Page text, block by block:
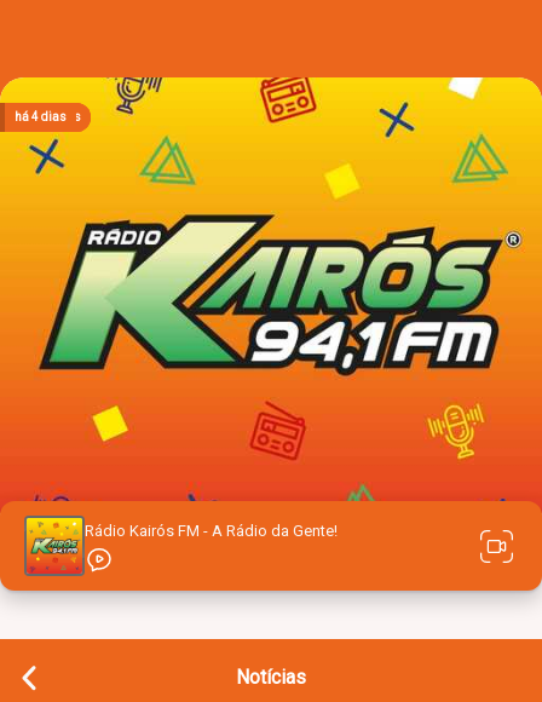
Rádio Kairós FM - A Rádio da Gente!
Notícias
há 23 horas
há 23 horas
há 23 horas
há 4 dias
há 4 dias